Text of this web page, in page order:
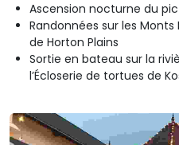
Ascension nocturne du pic
Randonnées sur les
de Horton Plains
Sortie en bateau sur la
l’Écloserie de tortues de